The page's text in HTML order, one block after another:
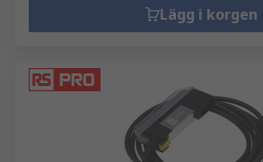
Lägg i korgen